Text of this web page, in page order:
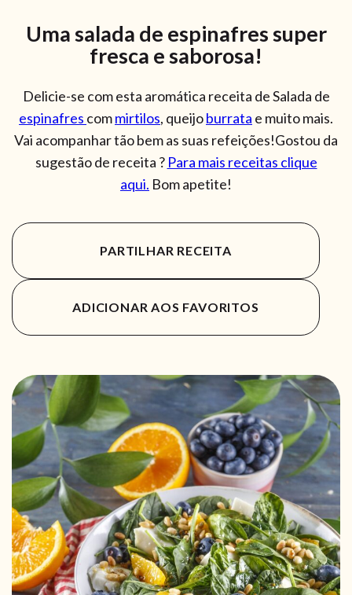
Uma salada de espinafres super
fresca e saborosa!
Delicie-se com esta aromática receita de Salada de
espinafres commirtilos, queijoburrata e muito mais.
Vai acompanhar tão bem as suas refeições!Gostou da
sugestão de receita ? Para mais receitas clique
aqui. Bom apetite!
PARTILHAR RECEITA
ADICIONAR AOS FAVORITOS